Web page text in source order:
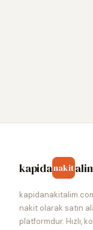
kapidanakit
nakit olarak satın
platformdur. Hızlı,